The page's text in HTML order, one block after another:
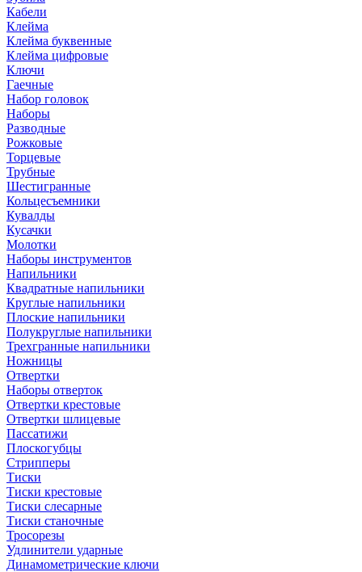
Кабели
Клейма
Клейма буквенные
Клейма цифровые
Ключи
Гаечные
Набор головок
Наборы
Разводные
Рожковые
Торцевые
Трубные
Шестигранные
Кольцесъемники
Кувалды
Кусачки
Молотки
Наборы инструментов
Напильники
Квадратные напильники
Круглые напильники
Плоские напильники
Полукруглые напильники
Трехгранные напильники
Ножницы
Отвертки
Наборы отверток
Отвертки крестовые
Отвертки шлицевые
Пассатижи
Плоскогубцы
Стрипперы
Тиски
Тиски крестовые
Тиски слесарные
Тиски станочные
Тросорезы
Удлинители ударные
Динамометрические ключи